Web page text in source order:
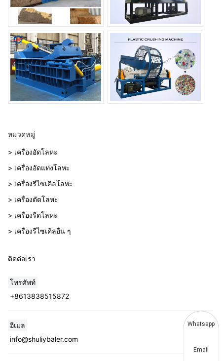
หมวดหมู่
> เครื่องอัดโลหะ
> เครื่องอัดแท่งโลหะ
> เครื่องรีไซเคิลโลหะ
> เครื่องตัดโลหะ
> เครื่องรีดโลหะ
> เครื่องรีไซเคิลอื่น ๆ
ติดต่อเรา
โทรศัพท์
+8613838515872
อีเมล
info@shuliybaler.com
Whatsapp
Email